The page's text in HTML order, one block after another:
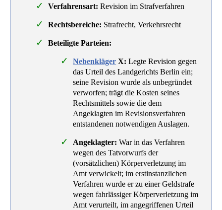
Verfahrensart: Revision im Strafverfahren
Rechtsbereiche: Strafrecht, Verkehrsrecht
Beteiligte Parteien:
Nebenkläger X: Legte Revision gegen
das Urteil des Landgerichts Berlin ein;
seine Revision wurde als unbegründet
verworfen; trägt die Kosten seines
Rechtsmittels sowie die dem
Angeklagten im Revisionsverfahren
entstandenen notwendigen Auslagen.
Angeklagter: War in das Verfahren
wegen des Tatvorwurfs der
(vorsätzlichen) Körperverletzung im
Amt verwickelt; im erstinstanzlichen
Verfahren wurde er zu einer Geldstrafe
wegen fahrlässiger Körperverletzung im
Amt verurteilt, im angegriffenen Urteil